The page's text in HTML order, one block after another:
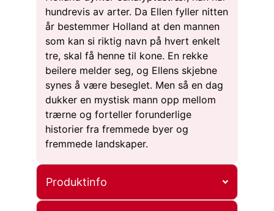
hundrevis av arter. Da Ellen fyller nitten
år bestemmer Holland at den mannen
som kan si riktig navn på hvert enkelt
tre, skal få henne til kone. En rekke
beilere melder seg, og Ellens skjebne
synes å være beseglet. Men så en dag
dukker en mystisk mann opp mellom
trærne og forteller forunderlige
historier fra fremmede byer og
fremmede landskaper.
Produktinfo